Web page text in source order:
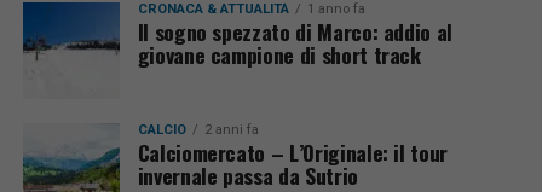
CRONACA & ATTUALITÀ 1 anno fa
Il sogno spezzato di Marco: addio al
giovane campione di short track
CALCIO 2 anni fa
Calciomercato – L’Originale: il tour
invernale passa da Sutrio